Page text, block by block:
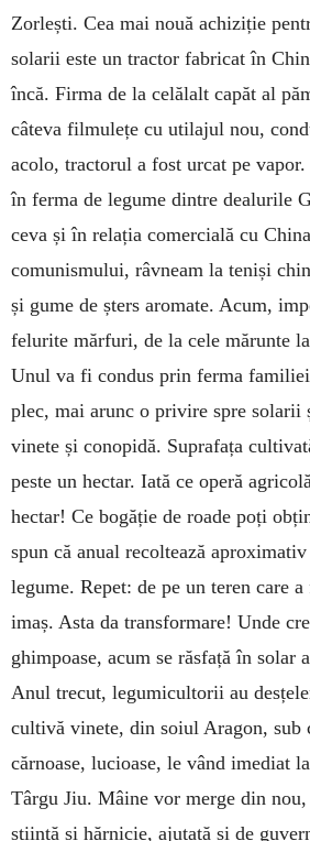
Zorlești. Cea mai nouă achiziție
solarii este un tractor fabricat în
încă. Firma de la celălalt capăt al
câteva filmulețe cu utilajul nou,
acolo, tractorul a fost urcat pe
în ferma de legume dintre dealurile
ceva și în relația comercială cu
comunismului, râvneam la teniși
și gume de șters aromate. Acum,
felurite mărfuri, de la cele mărunte
Unul va fi condus prin ferma
plec, mai arunc o privire spre solarii
vinete și conopidă. Suprafața
peste un hectar. Iată ce operă
hectar! Ce bogăție de roade poți
spun că anual recoltează
legume. Repet: de pe un teren care
imaș. Asta da trans­for­ma­re! Unde
ghimpoase, acum se răsfață în solar
Anul trecut, legumicultorii au
cultivă vinete, din soiul Aragon, sub
cărnoase, lucioase, le vând imediat
Târgu Jiu. Mâine vor merge din
știință și hărnicie, ajutată și de